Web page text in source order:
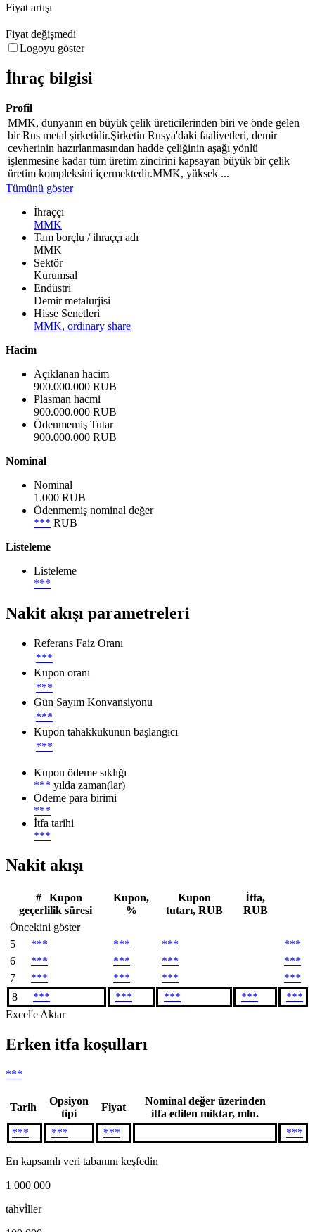
Fiyat artışı
Fiyat değişmedi
Logoyu göster
İhraç bilgisi
Profil
MMK, dünyanın en büyük çelik üreticilerinden biri ve önde gelen
bir Rus metal şirketidir.Şirketin Rusya'daki faaliyetleri, demir
cevherinin hazırlanmasından hadde çeliğinin aşağı yönlü
işlenmesine kadar tüm üretim zincirini kapsayan büyük bir çelik
üretim kompleksini içermektedir.MMK, yüksek ...
Tümünü göster
İhraççı
MMK
Tam borçlu / ihraççı adı
MMK
Sektör
Kurumsal
Endüstri
Demir metalurjisi
Hisse Senetleri
MMK, ordinary share
Hacim
Açıklanan hacim
900.000.000 RUB
Plasman hacmi
900.000.000 RUB
Ödenmemiş Tutar
900.000.000 RUB
Nominal
Nominal
1.000 RUB
Ödenmemiş nominal değer
*** RUB
Listeleme
Listeleme
***
Nakit akışı parametreleri
Referans Faiz Oranı
***
Kupon oranı
***
Gün Sayım Konvansiyonu
***
Kupon tahakkukunun başlangıcı
***
Kupon ödeme sıklığı
*** yılda zaman(lar)
Ödeme para birimi
***
İtfa tarihi
***
Nakit akışı
#
Kupon
geçerlilik süresi
Kupon,
%
Kupon
tutarı, RUB
İtfa,
RUB
Öncekini göster
5
*** *** ***
***
6
*** *** ***
***
7
*** *** ***
***
8
*** *** *** ***
***
Excel'e Aktar
Erken itfa koşulları
***
Tarih
Opsiyon
tipi
Fiyat
Nominal değer üzerinden
itfa edilen miktar, mln.
***
*** *** ***
En kapsamlı veri tabanını keşfedin
1 000 000
tahvi̇ller